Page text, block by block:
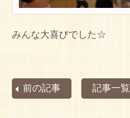
みんな大喜びでした☆
前の記事 記事一覧